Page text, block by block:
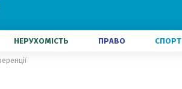
НЕРУХОМІСТЬ ПРАВО СПОРТ